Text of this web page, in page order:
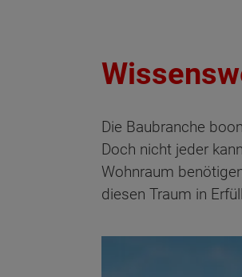
Die Baubranche
Doch nicht jeder
Wohnraum
diesen Traum in